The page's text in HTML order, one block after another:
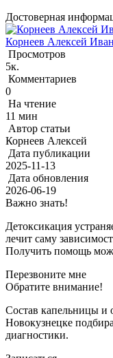
Достоверная
Корнеев Алексей
Просмотров
5к.
Комментариев
0
На чтение
11 мин
Автор статьи
Корнеев Алексей
Дата публикации
2025-11-13
Дата обновления
2026-06-19
Важно знать!
Детоксикация
лечит саму
Получить помощь
Перезвоните мне
Обратите внимание!
Состав капельницы и
Новокузнецке
диагностики.